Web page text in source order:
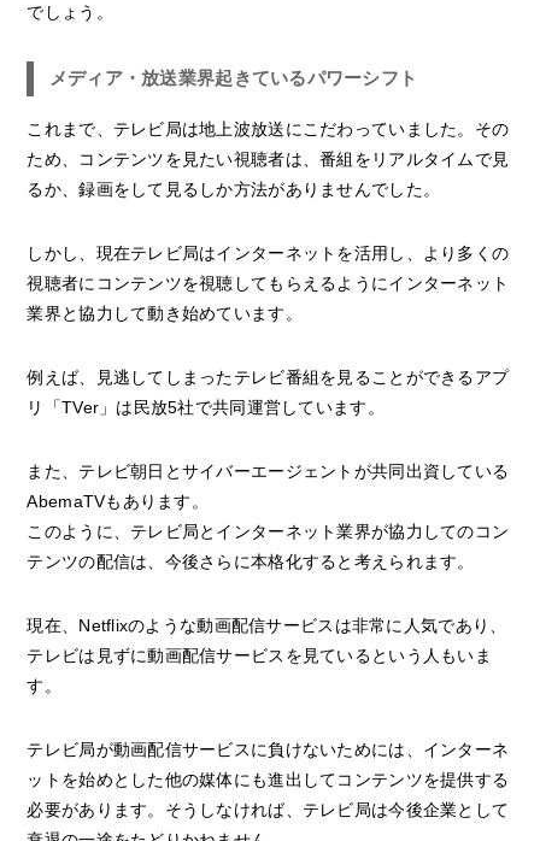
でしょう。
メディア・放送業界起きているパワーシフト
これまで、テレビ局は地上波放送にこだわっていました。その
ため、コンテンツを見たい視聴者は、番組をリアルタイムで見
るか、録画をして見るしか方法がありませんでした。
しかし、現在テレビ局はインターネットを活用し、より多くの
視聴者にコンテンツを視聴してもらえるようにインターネット
業界と協力して動き始めています。
例えば、見逃してしまったテレビ番組を見ることができるアプ
リ「TVer」は民放5社で共同運営しています。
また、テレビ朝日とサイバーエージェントが共同出資している
AbemaTVもあります。
このように、テレビ局とインターネット業界が協力してのコン
テンツの配信は、今後さらに本格化すると考えられます。
現在、Netflixのような動画配信サービスは非常に人気であり、
テレビは見ずに動画配信サービスを見ているという人もいま
す。
テレビ局が動画配信サービスに負けないためには、インターネ
ットを始めとした他の媒体にも進出してコンテンツを提供する
必要があります。そうしなければ、テレビ局は今後企業として